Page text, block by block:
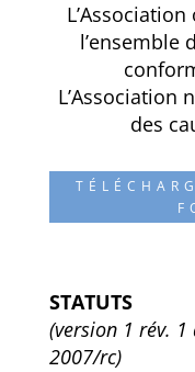
l’ensemble
L’Association
des
STATUTS
(version 1 rév.
2007/rc)